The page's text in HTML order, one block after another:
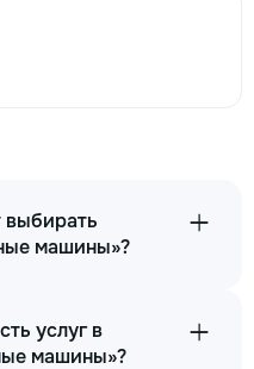
выбирать
машины»?
услуг в
машины»?